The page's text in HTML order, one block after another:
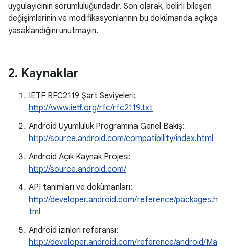
uygulayıcının sorumluluğundadır. Son olarak, belirli bileşen
değişimlerinin ve modifikasyonlarının bu dokümanda açıkça
yasaklandığını unutmayın.
2. Kaynaklar
IETF RFC2119 Şart Seviyeleri:
http://www.ietf.org/rfc/rfc2119.txt
Android Uyumluluk Programına Genel Bakış:
http://source.android.com/compatibility/index.html
Android Açık Kaynak Projesi:
http://source.android.com/
API tanımları ve dokümanları:
http://developer.android.com/reference/packages.h
tml
Android izinleri referansı:
http://developer.android.com/reference/android/Ma